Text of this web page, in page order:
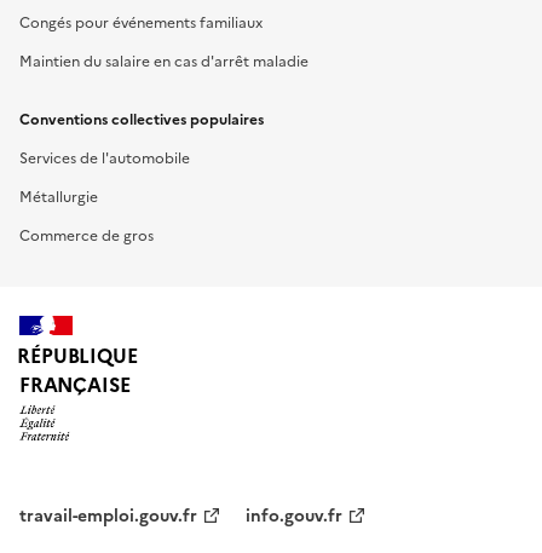
Congés pour événements familiaux
Maintien du salaire en cas d'arrêt maladie
Conventions collectives populaires
Services de l'automobile
Métallurgie
Commerce de gros
RÉPUBLIQUE
FRANÇAISE
travail-emploi.gouv.fr
info.gouv.fr